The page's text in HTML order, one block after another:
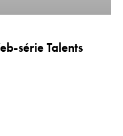
série Talents